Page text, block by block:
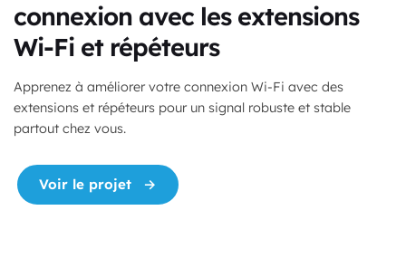
connexion avec les extensions
Wi-Fi et répéteurs
Apprenez à améliorer votre connexion Wi-Fi avec des
extensions et répéteurs pour un signal robuste et stable
partout chez vous.
Voir le projet "Guide pratique : Optimisez votre
→